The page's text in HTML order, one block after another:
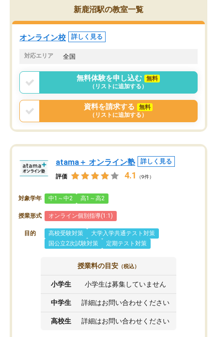
新鹿沼駅の教室一覧
オンライン校 詳しく見る
対応エリア 全国
無料体験を申し込む
無料
（リストに追加する）
資料を請求する
無料
（リストに追加する）
atama＋ オンライン塾 詳しく見る
評価 4.1 （9件）
対象学年 中1～中2 高1～高2
授業形式 オンライン個別指導(1:1)
目的 高校受験対策
大学入学共通テスト対策
国公立2次試験対策
定期テスト対策
授業料の目安 （税込）
小学生 小学生は募集していません
中学生 詳細はお問い合わせください
高校生 詳細はお問い合わせください